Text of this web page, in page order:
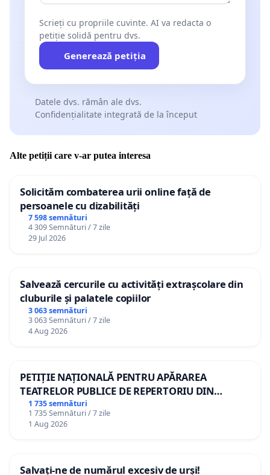
Scrieți cu propriile cuvinte. AI va redacta o
petiție solidă pentru dvs.
Generează petiția
Datele dvs. rămân ale dvs.
Confidențialitate integrată de la început
Alte petiții care v-ar putea interesa
Solicităm combaterea urii online față de
persoanele cu dizabilități
7 598 semnături
4 309 Semnături / 7 zile
29 Jul 2026
Salvează cercurile cu activități extrașcolare din
cluburile și palatele copiilor
3 063 semnături
3 063 Semnături / 7 zile
4 Aug 2026
PETIȚIE NAȚIONALĂ PENTRU APĂRAREA
TEATRELOR PUBLICE DE REPERTORIU DIN
ROMÂNIA
1 735 semnături
1 735 Semnături / 7 zile
1 Aug 2026
Salvați-ne de numărul excesiv de urși!